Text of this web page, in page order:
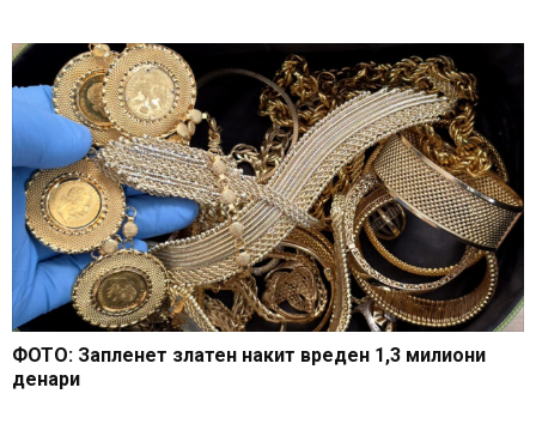
ФОТО: Запленет златен накит вреден 1,3 милиони
денари